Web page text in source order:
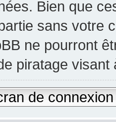
Bien que
sans votre
ne pourront
piratage
de connexion